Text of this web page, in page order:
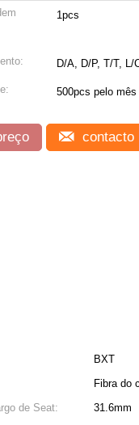
1pcs
D/A, D/P, T/T, L/
500pcs pelo mês
contacto
BXT
Fibra do
de Seat:
31.6mm